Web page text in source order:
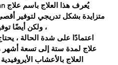
متزايدة بشكل تدريجي لتوفير
، ولكن أيضًا
اعتمادًا على شدة الحالة ،
علاج لمدة ستة إلى تسعة أشهر
العلاج بالأعشاب